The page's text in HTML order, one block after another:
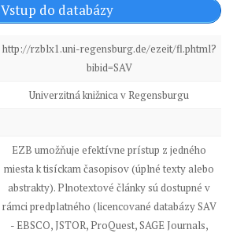
Vstup do databázy
http://rzblx1.uni-regensburg.de/ezeit/fl.phtml?
bibid=SAV
Univerzitná knižnica v Regensburgu
EZB umožňuje efektívne prístup z jedného
miesta k tisíckam časopisov (úplné texty alebo
abstrakty). Plnotextové články sú dostupné v
rámci predplatného (licencované databázy SAV
- EBSCO, JSTOR, ProQuest, SAGE Journals,